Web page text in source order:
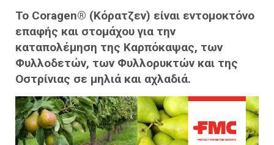
Το Coragen® (Κόρατζεν) είναι εντομοκτόνο
επαφής και στομάχου για την
καταπολέμηση της Καρπόκαψας, των
Φυλλοδετών, των Φυλλορυκτών και της
Οστρίνιας σε μηλιά και αχλαδιά.